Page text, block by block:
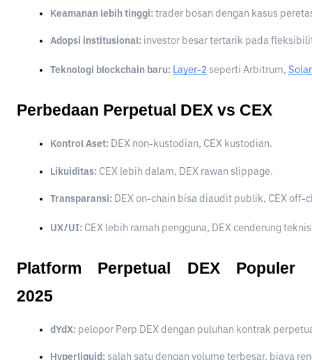
Keamanan lebih tinggi: trader bosan dengan kasus
Adopsi institusional: investor besar tertarik pada
Teknologi blockchain baru: Layer-2 seperti Arbitrum,
Perbedaan Perpetual DEX vs CEX
Kontrol Aset: DEX non-kustodian, CEX kustodian.
Likuiditas: CEX lebih dalam, DEX rawan slippage.
Transparansi: DEX on-chain bisa diaudit publik, CEX off-
UX/UI: CEX lebih ramah pengguna, DEX cenderung
Platform Perpetual DEX Populer
2025
dYdX: pelopor Perp DEX dengan puluhan kontrak
Hyperliquid: salah satu dengan volume terbesar, biaya